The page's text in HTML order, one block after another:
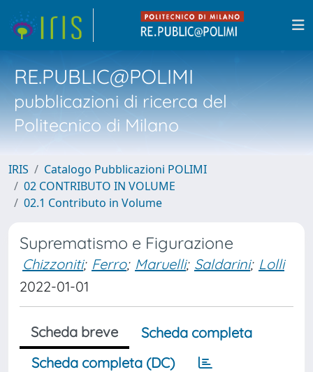
RE.PUBLIC@POLIMI
pubblicazioni di ricerca del
Politecnico di Milano
IRIS
Catalogo Pubblicazioni POLIMI
02 CONTRIBUTO IN VOLUME
02.1 Contributo in Volume
Suprematismo e Figurazione
Chizzoniti; Ferro; Maruelli; Saldarini; Lolli
2022-01-01
Scheda breve
Scheda completa
Scheda completa (DC)